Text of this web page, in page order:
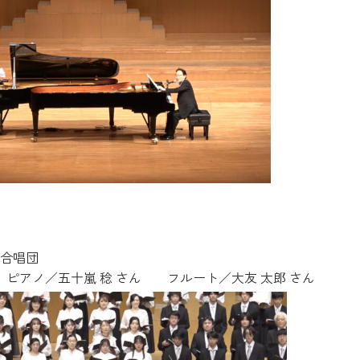
唱団
アノ／五十嵐 稔 さん フルート／大友 太郎 さん